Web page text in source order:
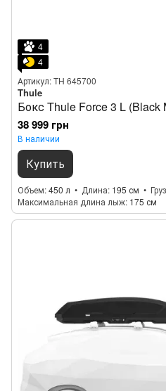
4
4
Артикул: TH 645700
Thule
Бокс Thule Force 3 L (Black
38 999 грн
В наличии
Купить
Объем 450 л Длина 195 см
Максимальная длина лыж 175 см